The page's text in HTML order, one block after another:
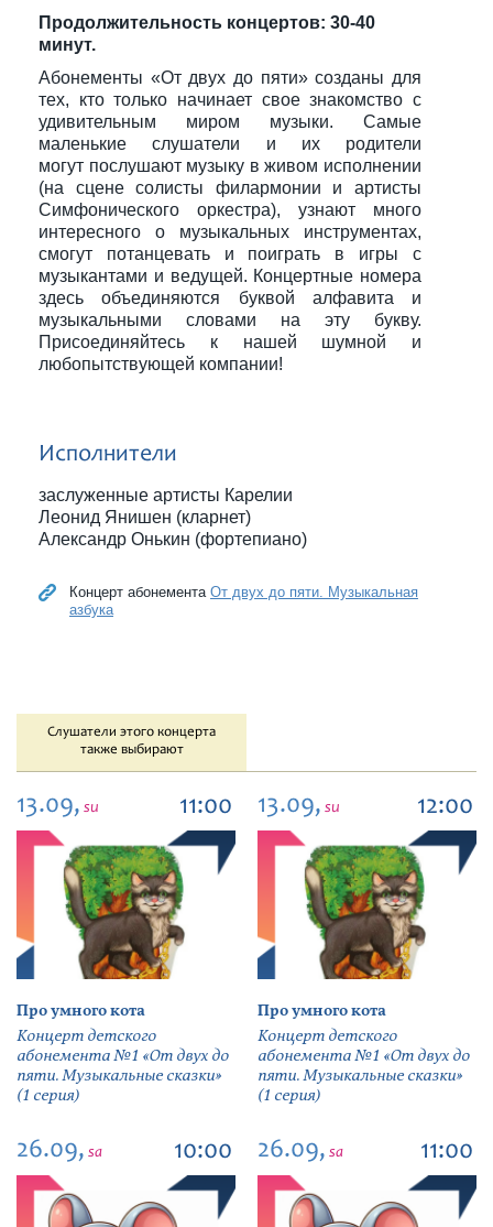
Продолжительность концертов: 30-40
минут.
Абонементы «От двух до пяти» созданы для
тех, кто только начинает свое знакомство с
удивительным миром музыки. Самые
маленькие слушатели и их родители
могут послушают музыку в живом исполнении
(на сцене солисты филармонии и артисты
Симфонического оркестра), узнают много
интересного о музыкальных инструментах,
смогут потанцевать и поиграть в игры с
музыкантами и ведущей. Концертные номера
здесь объединяются буквой алфавита и
музыкальными словами на эту букву.
Присоединяйтесь к нашей шумной и
любопытствующей компании!
Исполнители
заслуженные артисты Карелии
Леонид Янишен (кларнет)
Александр Онькин (фортепиано)
Концерт абонемента От двух до пяти. Музыкальная
азбука
Слушатели этого концерта
также выбирают
13.09, su 11:00
Про умного кота
Концерт детского
абонемента №1 «От двух до
пяти. Музыкальные сказки»
(1 серия)
13.09, su 12:00
Про умного кота
Концерт детского
абонемента №1 «От двух до
пяти. Музыкальные сказки»
(1 серия)
26.09, sa 10:00 26.09, sa 11:00